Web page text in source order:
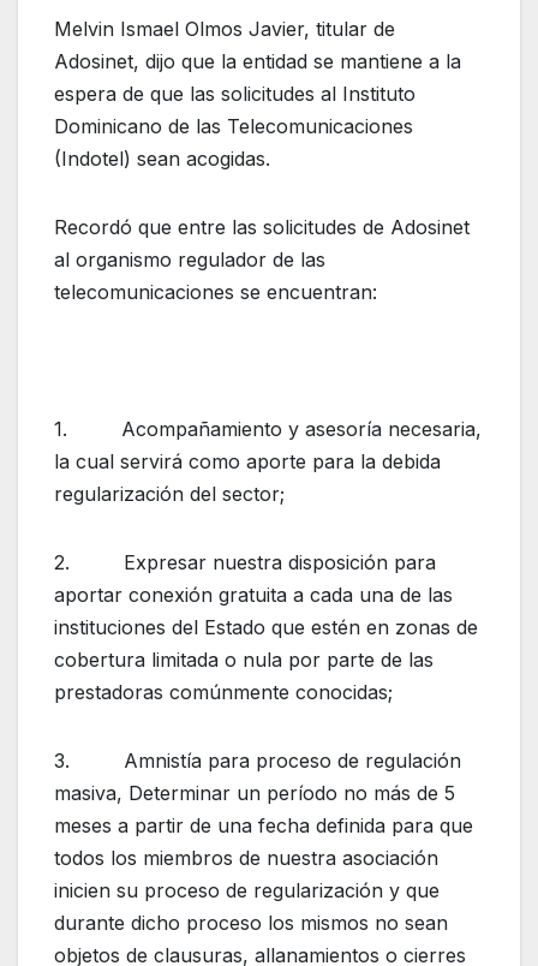
Melvin Ismael Olmos Javier, titular de
Adosinet, dijo que la entidad se mantiene a la
espera de que las solicitudes al Instituto
Dominicano de las Telecomunicaciones
(Indotel) sean acogidas.
Recordó que entre las solicitudes de Adosinet
al organismo regulador de las
telecomunicaciones se encuentran:
1. Acompañamiento y asesoría necesaria,
la cual servirá como aporte para la debida
regularización del sector;
2. Expresar nuestra disposición para
aportar conexión gratuita a cada una de las
instituciones del Estado que estén en zonas de
cobertura limitada o nula por parte de las
prestadoras comúnmente conocidas;
3. Amnistía para proceso de regulación
masiva, Determinar un período no más de 5
meses a partir de una fecha definida para que
todos los miembros de nuestra asociación
inicien su proceso de regularización y que
durante dicho proceso los mismos no sean
objetos de clausuras, allanamientos o cierres